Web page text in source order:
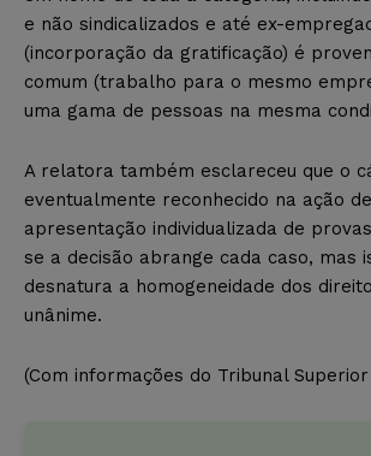
e não sindicalizados e até ex-
(incorporação da gratificação) é
comum (trabalho para o mesmo
uma gama de pessoas na mesma
A relatora também esclareceu que o
eventualmente reconhecido na ação
apresentação individualizada de
se a decisão abrange cada caso, mas
desnatura a homogeneidade dos
unânime.
(Com informações do Tribunal